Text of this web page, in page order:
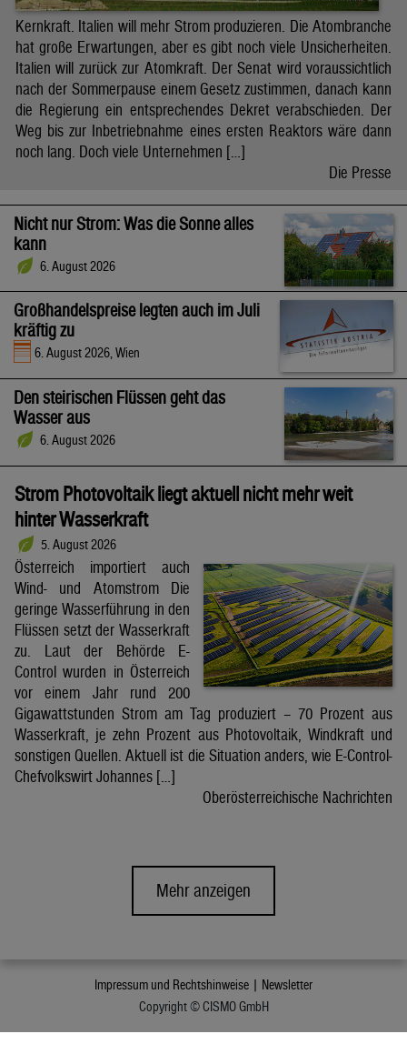
Kernkraft. Italien will mehr Strom produzieren. Die Atombranche
hat große Erwartungen, aber es gibt noch viele Unsicherheiten.
Italien will zurück zur Atomkraft. Der Senat wird voraussichtlich
nach der Sommerpause einem Gesetz zustimmen, danach kann
die Regierung ein entsprechendes Dekret verabschieden. Der
Weg bis zur Inbetriebnahme eines ersten Reaktors wäre dann
noch lang. Doch viele Unternehmen […]
Die Presse
Nicht nur Strom: Was die Sonne alles
kann
6. August 2026
Großhandelspreise legten auch im Juli
kräftig zu
6. August 2026, Wien
Den steirischen Flüssen geht das
Wasser aus
6. August 2026
Strom Photovoltaik liegt aktuell nicht mehr weit
hinter Wasserkraft
5. August 2026
Österreich importiert auch
Wind- und Atomstrom Die
geringe Wasserführung in den
Flüssen setzt der Wasserkraft
zu. Laut der Behörde E-
Control wurden in Österreich
vor einem Jahr rund 200
Gigawattstunden Strom am Tag produziert – 70 Prozent aus
Wasserkraft, je zehn Prozent aus Photovoltaik, Windkraft und
sonstigen Quellen. Aktuell ist die Situation anders, wie E-Control-
Chefvolkswirt Johannes […]
Oberösterreichische Nachrichten
Mehr anzeigen
Impressum und Rechtshinweise | Newsletter
Copyright © CISMO GmbH